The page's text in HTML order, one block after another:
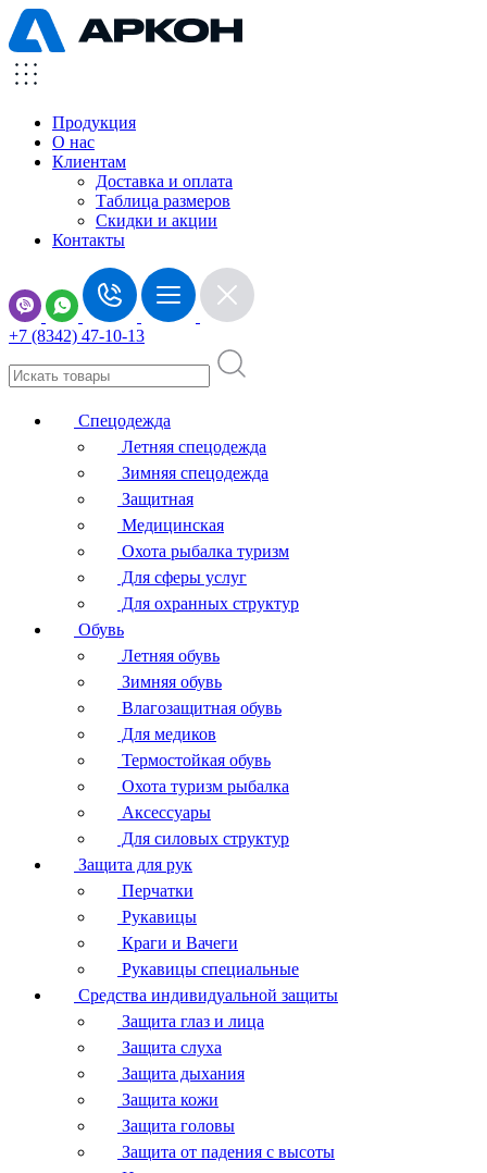
Продукция
О нас
Клиентам
Доставка и оплата
Таблица размеров
Скидки и акции
Контакты
+7 (8342) 47-10-13
Спецодежда
Летняя спецодежда
Зимняя спецодежда
Защитная
Медицинская
Охота рыбалка туризм
Для сферы услуг
Для охранных структур
Обувь
Летняя обувь
Зимняя обувь
Влагозащитная обувь
Для медиков
Термостойкая обувь
Охота туризм рыбалка
Аксессуары
Для силовых структур
Защита для рук
Перчатки
Рукавицы
Краги и Вачеги
Рукавицы специальные
Средства индивидуальной защиты
Защита глаз и лица
Защита слуха
Защита дыхания
Защита кожи
Защита головы
Защита от падения с высоты